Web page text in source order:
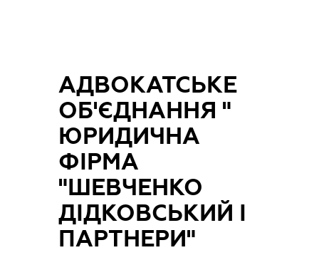
АДВОКАТСЬКЕ
ОБ'ЄДНАННЯ "
ЮРИДИЧНА
ФІРМА
"ШЕВЧЕНКО
ДІДКОВСЬКИЙ І
ПАРТНЕРИ"